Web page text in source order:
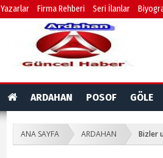
Yazarlar Firma Rehberi Seri İlanlar
ARDAHAN POSOF GÖLE
ANA SAYFA ARDAHAN Bizler